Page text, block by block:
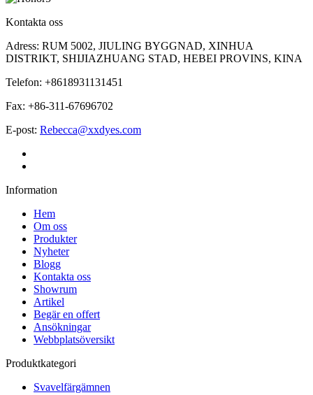
Kontakta oss
Adress: RUM 5002, JIULING BYGGNAD, XINHUA
DISTRIKT, SHIJIAZHUANG STAD, HEBEI PROVINS, KINA
Telefon: +8618931131451
Fax: +86-311-67696702
E-post: Rebecca@xxdyes.com
Information
Hem
Om oss
Produkter
Nyheter
Blogg
Kontakta oss
Showrum
Artikel
Begär en offert
Ansökningar
Webbplatsöversikt
Produktkategori
Svavelfärgämnen